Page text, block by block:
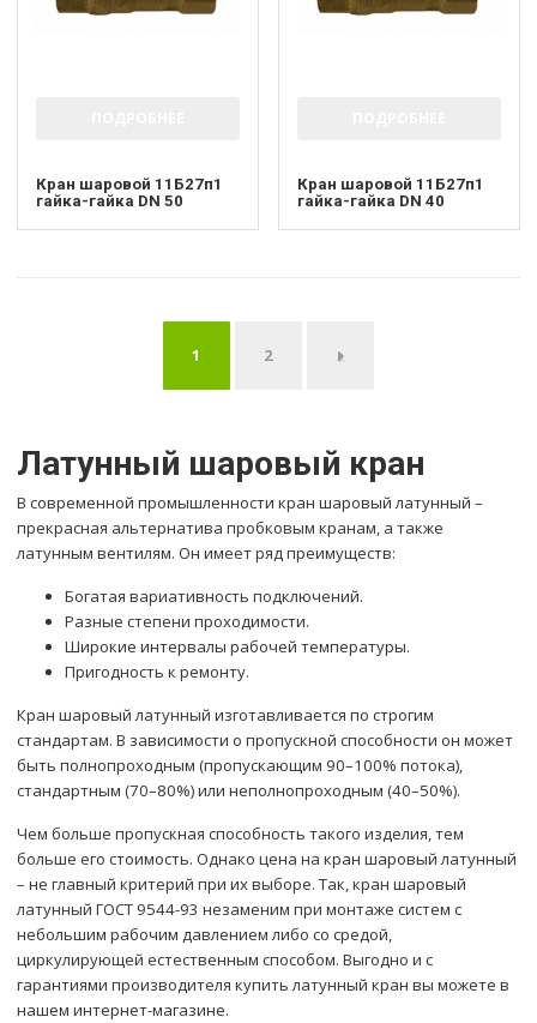
Кран шаровой 11Б27п1
гайка-гайка DN 50
Кран шаровой 11Б27п1
гайка-гайка DN 40
1 2 →
Латунный шаровый кран
В современной промышленности кран шаровый латунный –
прекрасная альтернатива пробковым кранам, а также
латунным вентилям. Он имеет ряд преимуществ:
Богатая вариативность подключений.
Разные степени проходимости.
Широкие интервалы рабочей температуры.
Пригодность к ремонту.
Кран шаровый латунный изготавливается по строгим
стандартам. В зависимости о пропускной способности он может
быть полнопроходным (пропускающим 90–100% потока),
стандартным (70–80%) или неполнопроходным (40–50%).
Чем больше пропускная способность такого изделия, тем
больше его стоимость. Однако цена на кран шаровый латунный
– не главный критерий при их выборе. Так, кран шаровый
латунный ГОСТ 9544-93 незаменим при монтаже систем с
небольшим рабочим давлением либо со средой,
циркулирующей естественным способом. Выгодно и с
гарантиями производителя купить латунный кран вы можете в
нашем интернет-магазине.